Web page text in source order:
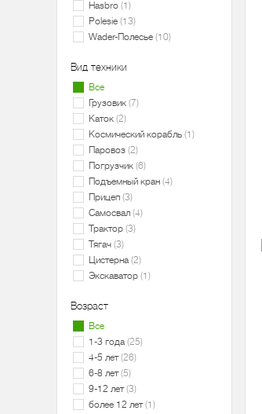
Hasbro 1
Polesie 13
Wader-Полесье 10
Вид техники
Все
Грузовик 7
Каток 2
Космический корабль 1
Паровоз 2
Погрузчик 6
Подъемный кран 4
Прицеп 3
Самосвал 4
Трактор 3
Тягач 3
Цистерна 2
Экскаватор 1
Возраст
Все
1-3 года 25
4-5 лет 26
6-8 лет 5
9-12 лет 3
более 12 лет 1